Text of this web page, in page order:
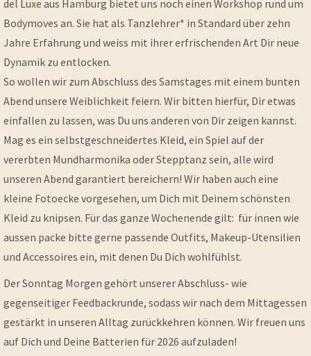
del Luxe aus Hamburg bietet uns noch einen Workshop rund um
Bodymoves an. Sie hat als Tanzlehrer* in Standard über zehn
Jahre Erfahrung und weiss mit ihrer erfrischenden Art Dir neue
Dynamik zu entlocken.
So wollen wir zum Abschluss des Samstages mit einem bunten
Abend unsere Weiblichkeit feiern. Wir bitten hierfür, Dir etwas
einfallen zu lassen, was Du uns anderen von Dir zeigen kannst.
Mag es ein selbstgeschneidertes Kleid, ein Spiel auf der
vererbten Mundharmonika oder Stepptanz sein, alle wird
unseren Abend garantiert bereichern! Wir haben auch eine
kleine Fotoecke vorgesehen, um Dich mit Deinem schönsten
Kleid zu knipsen. Für das ganze Wochenende gilt: für innen wie
aussen packe bitte gerne passende Outfits, Makeup-Utensilien
und Accessoires ein, mit denen Du Dich wohlfühlst.
Der Sonntag Morgen gehört unserer Abschluss- wie
gegenseitiger Feedbackrunde, sodass wir nach dem Mittagessen
gestärkt in unseren Alltag zurückkehren können. Wir freuen uns
auf Dich und Deine Batterien für 2026 aufzuladen!